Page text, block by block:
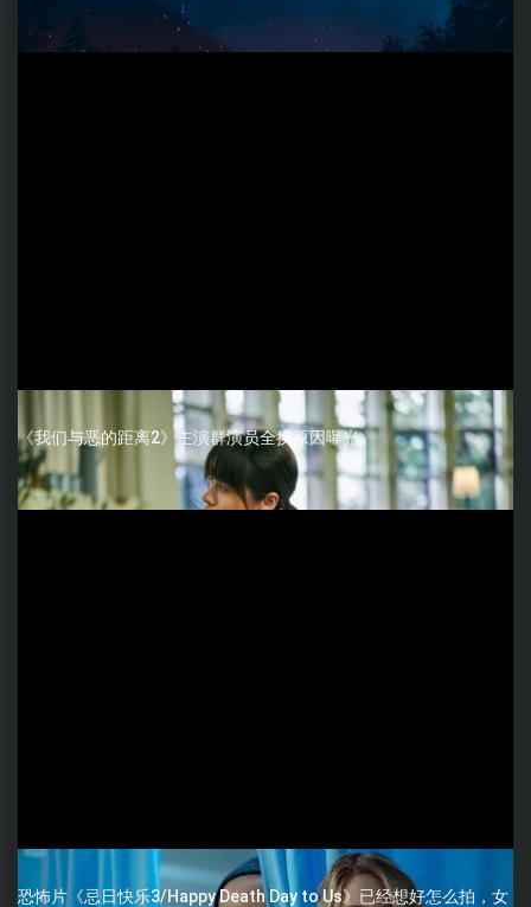
《我们与恶的距离2》主演群演员全换原因曝光
恐怖片《忌日快乐3/Happy Death Day to Us》已经想好怎么拍，女